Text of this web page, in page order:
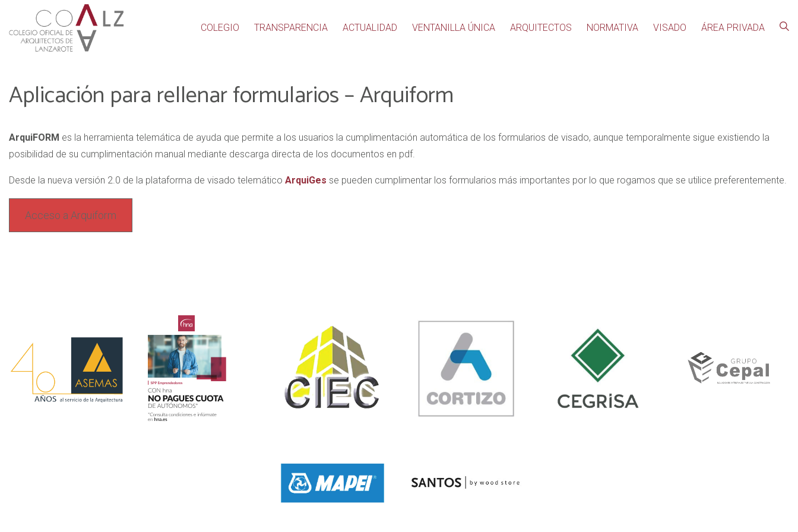
COLEGIO TRANSPARENCIA ACTUALIDAD VENTANILLA ÚNICA ARQUITECTOS NORMATIVA VISADO ÁREA PRIVADA
Aplicación para rellenar formularios – Arquiform
ArquiFORM es la herramienta telemática de ayuda que permite a los usuarios la cumplimentación automática de los formularios de visado, aunque temporalmente sigue existiendo la
posibilidad de su cumplimentación manual mediante descarga directa de los documentos en pdf.
Desde la nueva versión 2.0 de la plataforma de visado telemático ArquiGes se pueden cumplimentar los formularios más importantes por lo que rogamos que se utilice preferentemente.
Acceso a Arquiform